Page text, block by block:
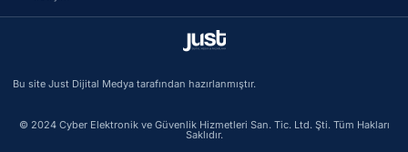
Bu site Just Dijital Medya tarafından hazırlanmıştır.
© 2024 Cyber Elektronik ve Güvenlik Hizmetleri San. Tic. Ltd. Şti. Tüm Hakları
Saklıdır.